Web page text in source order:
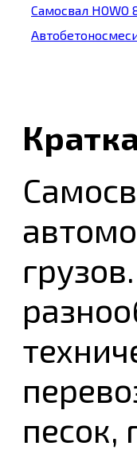
Самосвал HOWO
песок,